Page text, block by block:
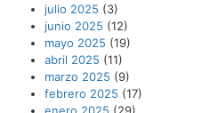
julio 2025 (3)
junio 2025 (12)
mayo 2025 (19)
abril 2025 (11)
marzo 2025 (9)
febrero 2025 (17)